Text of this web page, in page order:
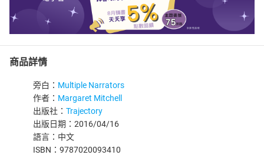
商品詳情
旁白： Multiple Narrators
作者： Margaret Mitchell
出版社： Trajectory
出版日期：2016/04/16
語言：中文
ISBN：9787020093410